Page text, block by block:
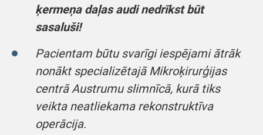
ķermeņa daļas audi nedrīkst būt
sasaluši!
Pacientam būtu svarīgi iespējami ātrāk
nonākt specializētajā Mikroķirurģijas
centrā Austrumu slimnīcā, kurā tiks
veikta neatliekama rekonstruktīva
operācija.